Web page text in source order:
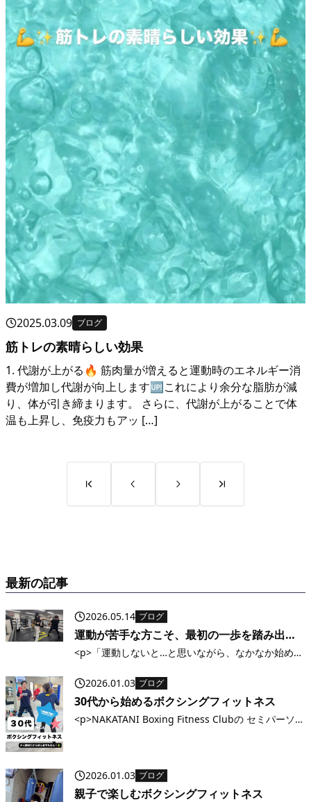
2025.03.09 ブログ
筋トレの素晴らしい効果
1. 代謝が上がる🔥 筋肉量が増えると運動時のエネルギー消
費が増加し代謝が向上します🆙これにより余分な脂肪が減
り、体が引き締まります。 さらに、代謝が上がることで体
温も上昇し、免疫力もアッ […]
最新の記事
2026.05.14 ブログ
運動が苦手な方こそ、最初の一歩を踏み出し
てみませんか？
<p>「運動しないと…と思いながら、なかなか始めら
自信がない・ジムってハードルが高そう・続けられ
るか不安 実は、当ジムに来られる方のほとんどが“運
動初心者”です。 最初はみなさん [&hellip;]</p>
2026.01.03 ブログ
30代から始めるボクシングフィットネス
<p>NAKATANI Boxing Fitness Clubの セミパーソナ
2026.01.03 ブログ
親子で楽しむボクシングフィットネス